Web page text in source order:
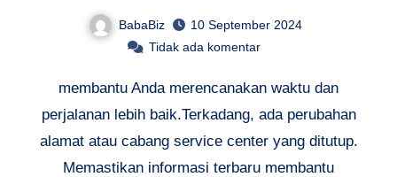
BabaBiz
10 September 2024
Tidak ada komentar
membantu Anda merencanakan waktu dan
perjalanan lebih baik.Terkadang, ada perubahan
alamat atau cabang service center yang ditutup.
Memastikan informasi terbaru membantu